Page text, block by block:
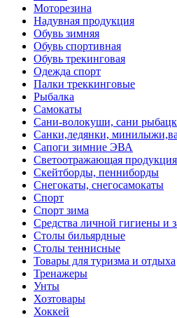
Моторезина
Надувная продукция
Обувь зимняя
Обувь спортивная
Обувь трекинговая
Одежда спорт
Палки треккинговые
Рыбалка
Самокаты
Сани-волокуши, сани
Санки,ледянки,
Сапоги зимние ЭВА
Светоотражающая продукция
Скейтборды, пенниборды
Снегокаты, снегосамокаты
Спорт
Спорт зима
Средства личной гигиены и
Столы бильярдные
Столы теннисные
Товары для туризма и отдыха
Тренажеры
Унты
Хозтовары
Хоккей